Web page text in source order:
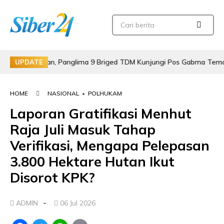
UPDATEPanglima 9 Briged TDM Kunjungi Pos Gabma Temajuk
HOME NASIONAL• POLHUKAM
Laporan Gratifikasi Menhut
Raja Juli Masuk Tahap
Verifikasi, Mengapa Pelepasan
3.800 Hektare Hutan Ikut
Disorot KPK?
ADMIN - 06 Jul 2026